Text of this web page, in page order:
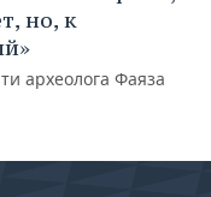
но, к
археолога Фаяза